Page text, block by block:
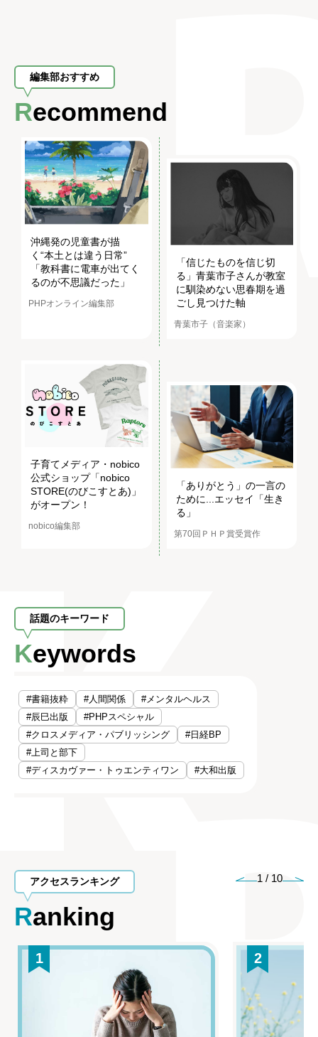
編集部おすすめ
Recommend
沖縄発の児童書が描
く“本土とは違う日常”
「教科書に電車が出てく
るのが不思議だった」
PHPオンライン編集部
「信じたものを信じ切
る」青葉市子さんが教室
に馴染めない思春期を過
ごし見つけた軸
青葉市子（音楽家）
子育てメディア・nobico
公式ショップ「nobico
STORE(のびこすとあ)」
がオープン！
nobico編集部
「ありがとう」の一言の
ために...エッセイ「生き
る」
第70回ＰＨＰ賞受賞作
話題のキーワード
Keywords
#書籍抜粋 #人間関係
#メンタルヘルス
#辰巳出版
#PHPスペシャル
#クロスメディア・パブリッシング
#日経BP
#上司と部下
#ディスカヴァー・トゥエンティワン
#大和出版
アクセスランキング
Ranking
1 / 10
1 2